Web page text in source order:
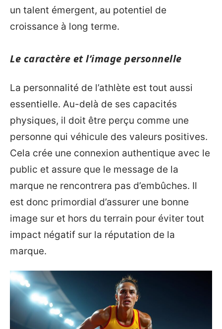
un talent émergent, au potentiel de
croissance à long terme.
Le caractère et l’image personnelle
La personnalité de l’athlète est tout aussi
essentielle. Au-delà de ses capacités
physiques, il doit être perçu comme une
personne qui véhicule des valeurs positives.
Cela crée une connexion authentique avec le
public et assure que le message de la
marque ne rencontrera pas d’embûches. Il
est donc primordial d’assurer une bonne
image sur et hors du terrain pour éviter tout
impact négatif sur la réputation de la
marque.